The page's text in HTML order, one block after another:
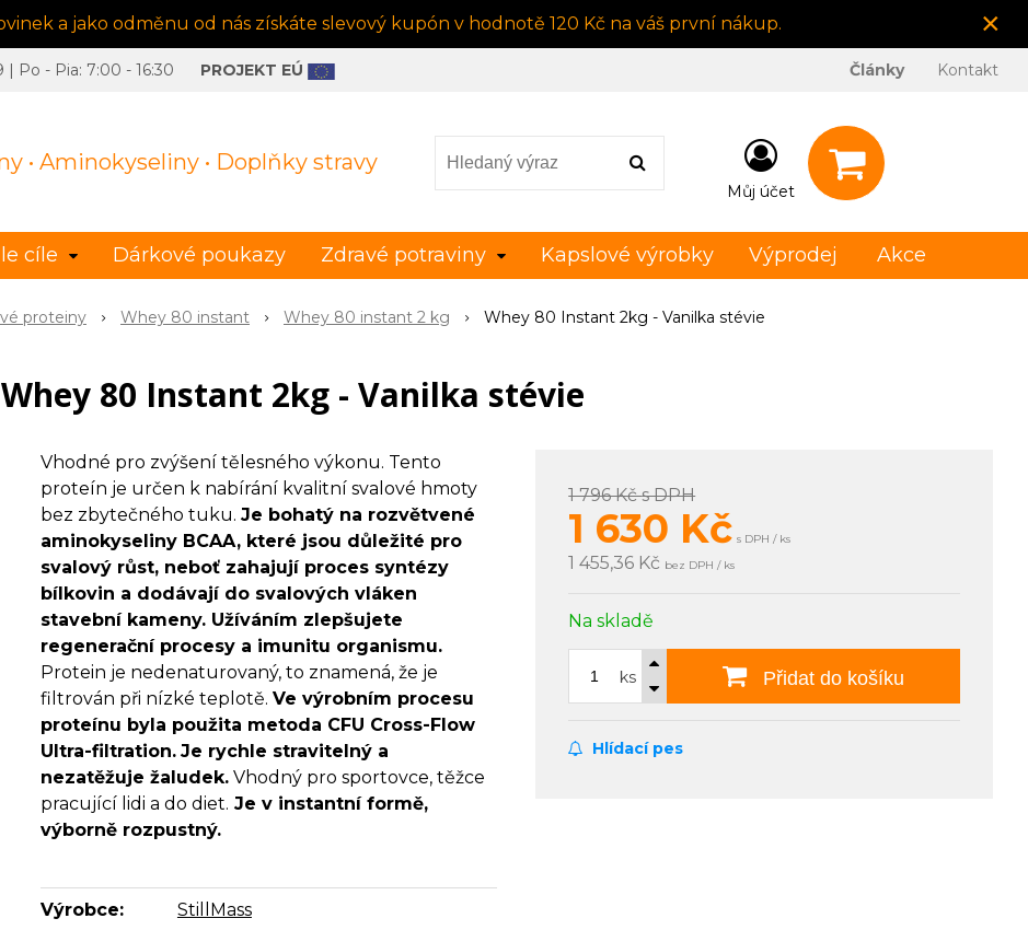
a jako odměnu od nás získáte slevový kupón v hodnotě 120 Kč na váš první nákup. ×
• Aminokyseliny • Doplňky stravy
Po - Pia: 7:00 - 16:30 PROJEKT EÚ Články Kontakt
Můj účet
cíle Dárkové poukazy Zdravé potraviny Kapslové výrobky Výprodej Akce
proteiny Whey 80 instant Whey 80 instant 2 kg Whey 80 Instant 2kg - Vanilka stévie
Whey 80 Instant 2kg - Vanilka stévie
1 796 Kčs DPH
1 630 Kč s DPH / ks
1 455,36 Kč bez DPH / ks
Na skladě
ks Přidat do košíku
Hlídací pes
Vhodné pro zvýšení tělesného výkonu. Tento
proteín je určen k nabírání kvalitní svalové hmoty
bez zbytečného tuku. Je bohatý na rozvětvené
aminokyseliny BCAA, které jsou důležité pro
svalový růst, neboť zahajují proces syntézy
bílkovin a dodávají do svalových vláken
stavební kameny. Užíváním zlepšujete
regenerační procesy a imunitu organismu.
Protein je nedenaturovaný, to znamená, že je
filtrován při nízké teplotě. Ve výrobním procesu
proteínu byla použita metoda CFU Cross-Flow
Ultra-filtration. Je rychle stravitelný a
nezatěžuje žaludek.Vhodný pro sportovce, těžce
pracující lidi a do diet. Je v instantní formě,
výborně rozpustný.
Výrobce: StillMass